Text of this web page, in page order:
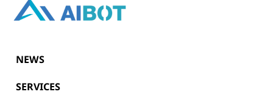
NEWS
SERVICES